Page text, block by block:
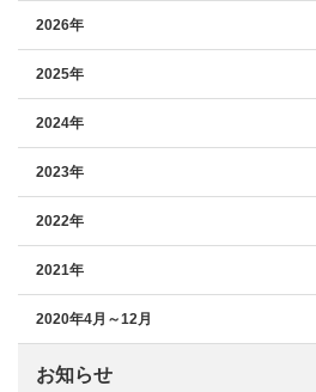
2026年
2025年
2024年
2023年
2022年
2021年
2020年4月～12月
お知らせ